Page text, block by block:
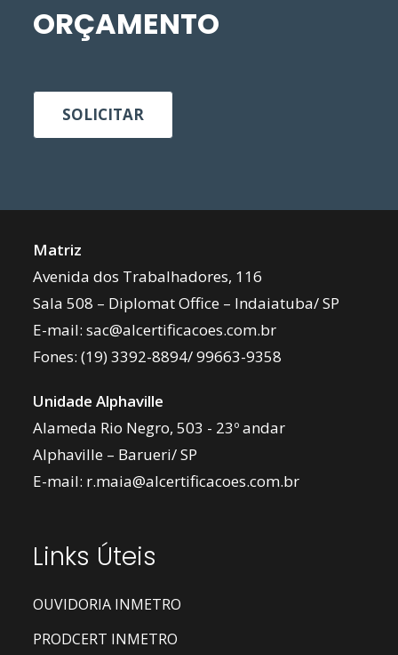
ORÇAMENTO
SOLICITAR
Matriz
Avenida dos Trabalhadores, 116
Sala 508 – Diplomat Office – Indaiatuba/ SP
E-mail:sac@alcertificacoes.com.br
Fones:(19) 3392-8894/99663-9358
Unidade Alphaville
Alameda Rio Negro, 503 - 23º andar
Alphaville – Barueri/ SP
E-mail: r.maia@alcertificacoes.com.br
Links Úteis
OUVIDORIA INMETRO
PRODCERT INMETRO